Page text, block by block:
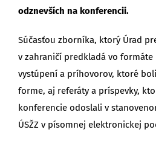
odznevších na konferencii.
Súčasťou zborníka, ktorý Úrad
v zahraničí predkladá vo formáte
vystúpení a príhovorov, ktoré
forme, aj referáty a príspevky,
konferencie odoslali v
ÚSŽZ v písomnej elektronickej